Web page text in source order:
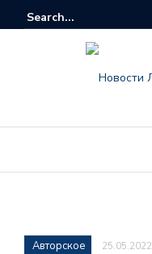
Авторское 25.05.2022